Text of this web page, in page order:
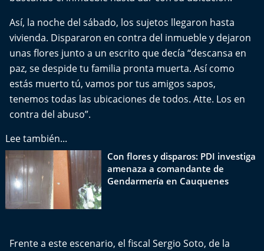
Así, la noche del sábado, los sujetos llegaron hasta
vivienda. Dispararon en contra del inmueble y dejaron
unas flores junto a un escrito que decía “descansa en
paz, se despide tu familia pronta muerta. Así como
estás muerto tú, vamos por tus amigos sapos,
tenemos todas las ubicaciones de todos. Atte. Los en
contra del abuso”.
Lee también...
Con flores y disparos: PDI investiga
amenaza a comandante de
Gendarmería en Cauquenes
Frente a este escenario, el fiscal Sergio Soto, de la